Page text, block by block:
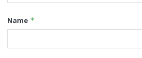
Name *